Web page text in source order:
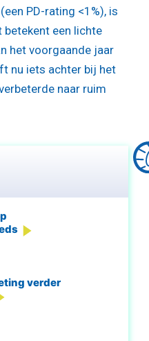
PD-rating <1%), is
betekent een lichte
het voorgaande jaar
nu iets achter bij het
naar ruim
verder